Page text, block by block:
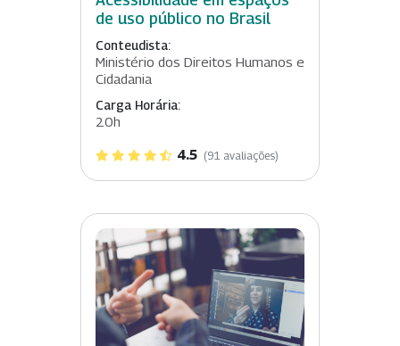
de uso público no Brasil
Conteudista:
Ministério dos Direitos Humanos e
Cidadania
Carga Horária:
20h
4.5 (91 avaliações)